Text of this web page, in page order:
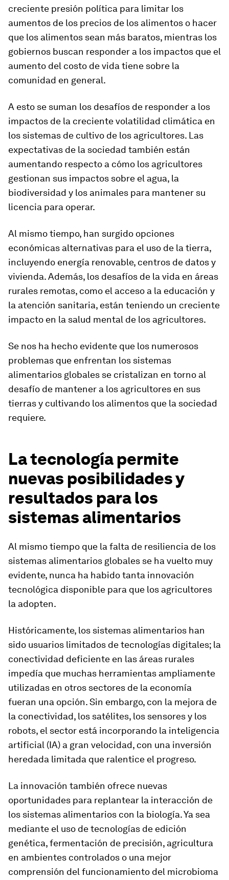
creciente presión política para limitar los
aumentos de los precios de los alimentos o hacer
que los alimentos sean más baratos, mientras los
gobiernos buscan responder a los impactos que el
aumento del costo de vida tiene sobre la
comunidad en general.
A esto se suman los desafíos de responder a los
impactos de la creciente volatilidad climática en
los sistemas de cultivo de los agricultores. Las
expectativas de la sociedad también están
aumentando respecto a cómo los agricultores
gestionan sus impactos sobre el agua, la
biodiversidad y los animales para mantener su
licencia para operar.
Al mismo tiempo, han surgido opciones
económicas alternativas para el uso de la tierra,
incluyendo energía renovable, centros de datos y
vivienda. Además, los desafíos de la vida en áreas
rurales remotas, como el acceso a la educación y
la atención sanitaria, están teniendo un creciente
impacto en la salud mental de los agricultores.
Se nos ha hecho evidente que los numerosos
problemas que enfrentan los sistemas
alimentarios globales se cristalizan en torno al
desafío de mantener a los agricultores en sus
tierras y cultivando los alimentos que la sociedad
requiere.
La tecnología permite
nuevas posibilidades y
resultados para los
sistemas alimentarios
Al mismo tiempo que la falta de resiliencia de los
sistemas alimentarios globales se ha vuelto muy
evidente, nunca ha habido tanta innovación
tecnológica disponible para que los agricultores
la adopten.
Históricamente, los sistemas alimentarios han
sido usuarios limitados de tecnologías digitales; la
conectividad deficiente en las áreas rurales
impedía que muchas herramientas ampliamente
utilizadas en otros sectores de la economía
fueran una opción. Sin embargo, con la mejora de
la conectividad, los satélites, los sensores y los
robots, el sector está incorporando la inteligencia
artificial (IA) a gran velocidad, con una inversión
heredada limitada que ralentice el progreso.
La innovación también ofrece nuevas
oportunidades para replantear la interacción de
los sistemas alimentarios con la biología. Ya sea
mediante el uso de tecnologías de edición
genética, fermentación de precisión, agricultura
en ambientes controlados o una mejor
comprensión del funcionamiento del microbioma